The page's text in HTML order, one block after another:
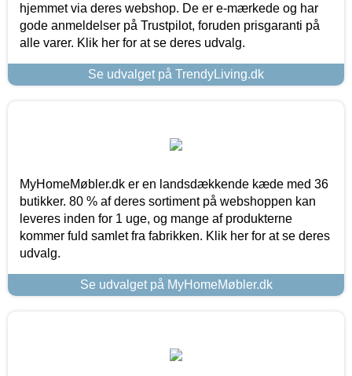
hjemmet via deres webshop. De er e-mærkede og har
gode anmeldelser på Trustpilot, foruden prisgaranti på
alle varer. Klik her for at se deres udvalg.
Se udvalget på TrendyLiving.dk
MyHomeMøbler.dk er en landsdækkende kæde med 36
butikker. 80 % af deres sortiment på webshoppen kan
leveres inden for 1 uge, og mange af produkterne
kommer fuld samlet fra fabrikken. Klik her for at se deres
udvalg.
Se udvalget på MyHomeMøbler.dk